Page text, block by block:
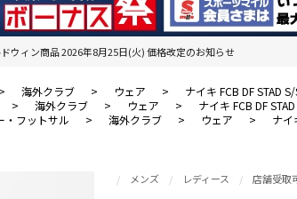
ウィン商品 2026年8月25日(火) 価格改定のお知らせ
> 海外クラブ > ウェア >
ナイキ FCB DF STAD
> 海外クラブ > ウェア >
ナイキ FCB DF
・フットサル > 海外クラブ > ウェア > ナイ
メンズ レディース 店舗受取